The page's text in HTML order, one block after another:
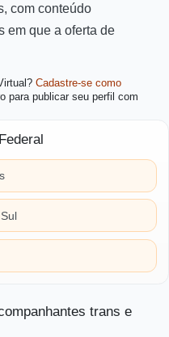
com conteúdo
em que a oferta de
Cadastre-se como
para publicar seu perfil com
trans e